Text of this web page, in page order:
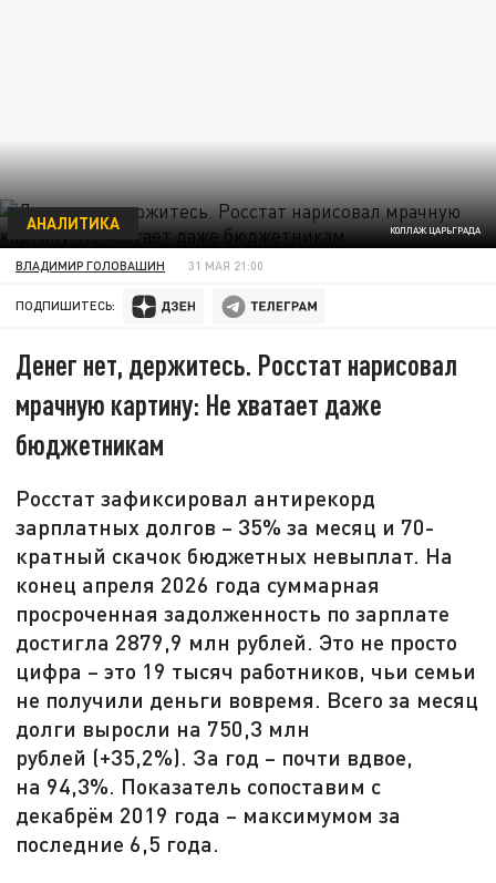
КОЛЛАЖ ЦАРЬГРАДА
АНАЛИТИКА
ВЛАДИМИР ГОЛОВАШИН 31 МАЯ 21:00
ПОДПИШИТЕСЬ:
Денег нет, держитесь. Росстат нарисовал
мрачную картину: Не хватает даже
бюджетникам
Росстат зафиксировал антирекорд
зарплатных долгов – 35% за месяц и 70-
кратный скачок бюджетных невыплат. На
конец апреля 2026 года суммарная
просроченная задолженность по зарплате
достигла 2879,9 млн рублей. Это не просто
цифра – это 19 тысяч работников, чьи семьи
не получили деньги вовремя. Всего за месяц
долги выросли на 750,3 млн
рублей (+35,2%). За год – почти вдвое,
на 94,3%. Показатель сопоставим с
декабрём 2019 года – максимумом за
последние 6,5 года.